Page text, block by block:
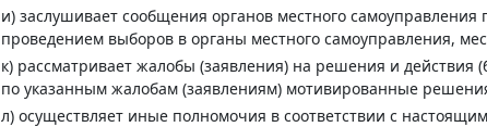
и) заслушивает сообщения органов местного
проведением выборов в органы местного самоуправления,
к) рассматривает жалобы (заявления) на решения и
по указанным жалобам (заявлениям) мотивированные
л) осуществляет иные полномочия в соответствии с